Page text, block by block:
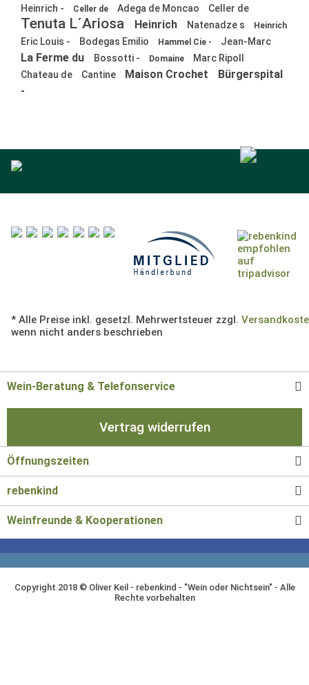
Heinrich - Celler de Adega de Moncao Celler de
Tenuta L´Ariosa Heinrich Natenadze s Heinrich
Eric Louis - Bodegas Emilio Hammel Cie - Jean-Marc
La Ferme du Bossotti - Domaine
Marc Ripoll
Chateau de
Cantine Maison Crochet
Bürgerspital
-
* Alle Preise inkl. gesetzl. Mehrwertsteuer zzgl.
wenn nicht anders beschrieben
Wein-Beratung & Telefonservice
Vertrag widerrufen
Öffnungszeiten
rebenkind
Weinfreunde & Kooperationen
Copyright 2018 © Oliver Keil - rebenkind - "Wein oder Nichtsein" - Alle
Rechte vorbehalten